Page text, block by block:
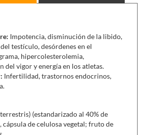
la libido y el desarrollo sexual, tanto en
mujeres. Tribulus de Solaray además, ha
en el tratamiento de la
cápsulas)
mujeres.
Impotencia, disminución de la libido,
testículo, desórdenes en el
hipercolesterolemia,
del vigor y energía en los atletas.
Infertilidad, trastornos endocrinos,
(estandarizado al 40% de
cápsula de celulosa vegetal; fruto de